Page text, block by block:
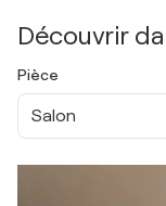
Découvrir
Pièce
Salon